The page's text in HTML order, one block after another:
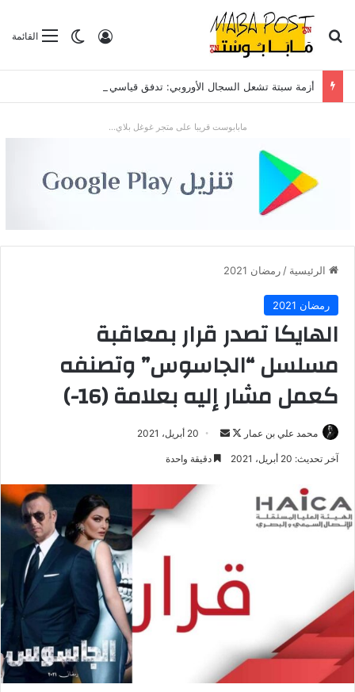
القائمةالوضع
تسجيل الدخول بحث عن
مابابوست قريبا على متجر غوغل بلاي...
الرئيسية / رمضان 2021
رمضان 2021
الهايكا تصدر قرار بمعاقبة
مسلسل “الجاسوس” وتصنفه
كعمل مشار إليه بعلامة (16-)
محمد علي بن عمار
تابع
على
أرسل
بريدا
20 أبريل، 2021
آخر تحديث: 20 أبريل، 2021 دقيقة واحدة